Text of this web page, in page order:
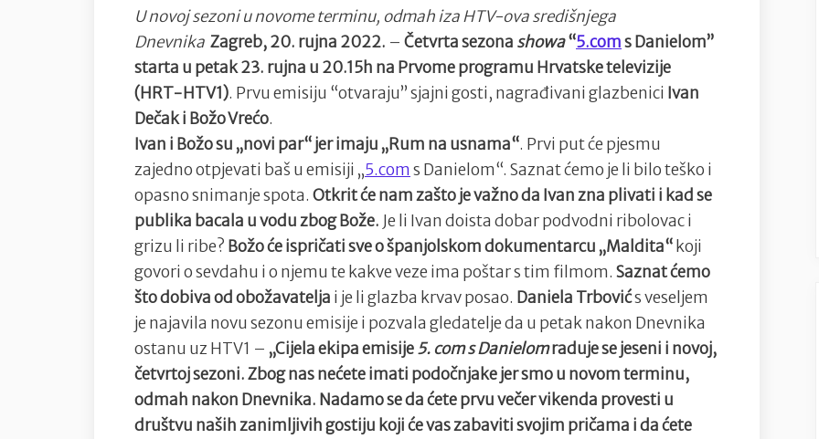
i
dalje
je
„5.com s
U novoj sezoni u novome terminu, odmah iza HTV-ova središnjega
Dnevnika Zagreb, 20. rujna 2022. – Četvrta sezona showa“5.coms Danielom”
starta u petak 23. rujna u 20.15h na Prvome programu Hrvatske televizije
(HRT-HTV1). Prvu emisiju “otvaraju” sjajni gosti, nagrađivani glazbenici Ivan
Dečak i Božo Vrećo.
Ivan i Božo su „novi par“ jer imaju „Rum na usnama“. Prvi put će pjesmu
zajedno otpjevati baš u emisiji „5.coms Danielom“. Saznat ćemo je li bilo teško i
opasno snimanje spota. Otkrit će nam zašto je važno da Ivan zna plivati i kad se
publika bacala u vodu zbog Bože. Je li Ivan doista dobar podvodni ribolovac i
grizu li ribe? Božo će ispričati sve o španjolskom dokumentarcu „Maldita“koji
govori o sevdahu i o njemu te kakve veze ima poštar s tim filmom. Saznat ćemo
što dobiva od obožavatelja i je li glazba krvav posao. Daniela Trbovićs veseljem
je najavila novu sezonu emisije i pozvala gledatelje da u petak nakon Dnevnika
ostanu uz HTV1 – „Cijela ekipa emisije5. com s Danielomraduje se jeseni i novoj,
četvrtoj sezoni. Zbog nas nećete imati podočnjake jer smo u novom terminu,
odmah nakon Dnevnika. Nadamo se da ćete prvu večer vikenda provesti u
društvu naših zanimljivih gostiju koji će vas zabaviti svojim pričama i da ćete